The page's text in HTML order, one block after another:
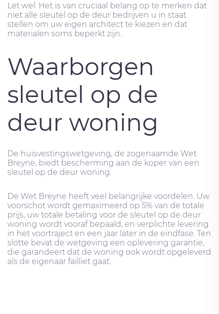
Let wel: Het is van cruciaal belang op te merken dat
niet alle sleutel op de deur bedrijven u in staat
stellen om uw eigen architect te kiezen en dat
materialen soms beperkt zijn.
Waarborgen
sleutel op de
deur woning
De huisvestingswetgeving, de zogenaamde Wet
Breyne, biedt bescherming aan de koper van een
sleutel op de deur woning.
De Wet Breyne heeft veel belangrijke voordelen. Uw
voorschot wordt gemaximeerd op 5% van de totale
prijs, uw totale betaling voor de sleutel op de deur
woning wordt vooraf bepaald, en verplichte levering
in het voortraject en een jaar later in de eindfase. Ten
slotte bevat de wetgeving een oplevering garantie,
die garandeert dat de woning ook wordt opgeleverd
als de eigenaar failliet gaat.